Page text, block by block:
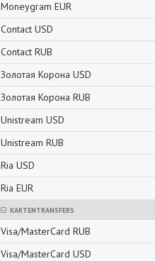
Moneygram EUR
Contact USD
Contact RUB
Золотая Корона USD
Золотая Корона RUB
Unistream USD
Unistream RUB
Ria USD
Ria EUR
KARTENTRANSFERS
Visa/MasterCard RUB
Visa/MasterCard USD